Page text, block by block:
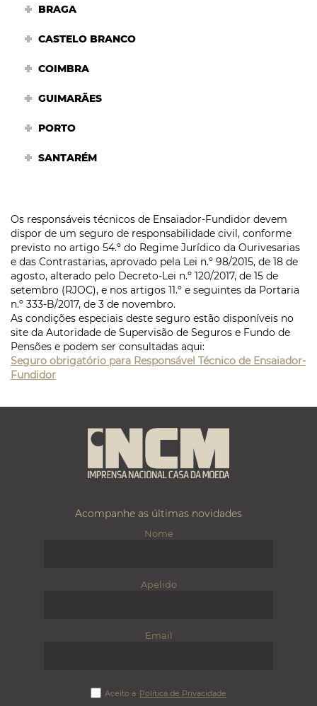
BRAGA
CASTELO BRANCO
COIMBRA
GUIMARÃES
PORTO
SANTARÉM
Os responsáveis técnicos de Ensaiador-Fundidor devem
dispor de um seguro de responsabilidade civil, conforme
previsto no artigo 54.º do Regime Jurídico da Ourivesarias
e das Contrastarias, aprovado pela Lei n.º 98/2015, de 18 de
agosto, alterado pelo Decreto-Lei n.º 120/2017, de 15 de
setembro (RJOC), e nos artigos 11.º e seguintes da Portaria
n.º 333-B/2017, de 3 de novembro.
As condições especiais deste seguro estão disponíveis no
site da Autoridade de Supervisão de Seguros e Fundo de
Pensões e podem ser consultadas aqui:
Seguro obrigatório para Responsável Técnico de Ensaiador-
Fundidor
Acompanhe as últimas novidades
Nome
Apelido
Email
Aceito a Política de Privacidade